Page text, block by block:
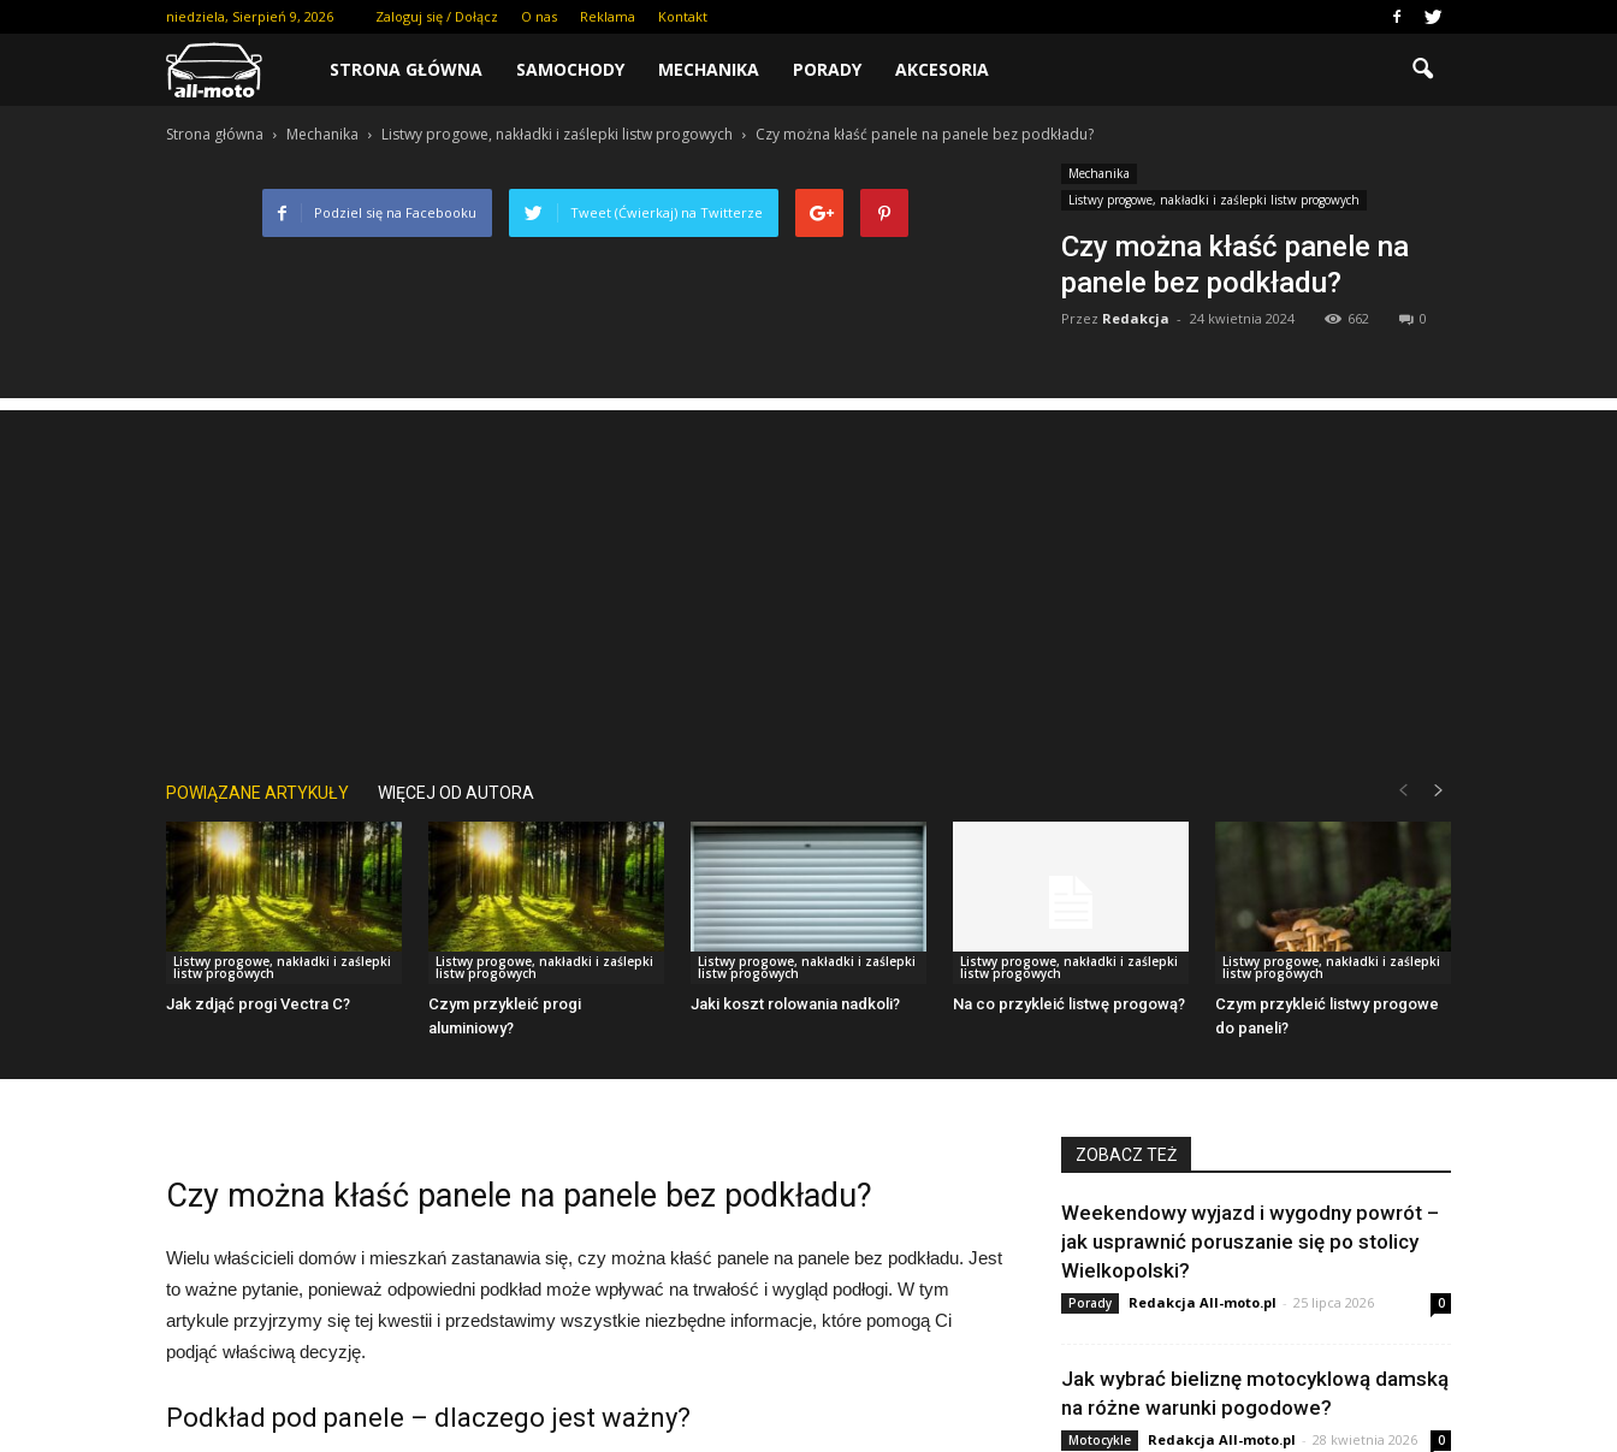
niedziela, Sierpień 9, 2026 Zaloguj się / Dołącz O nas Reklama Kontakt
STRONA GŁÓWNA SAMOCHODY MECHANIKA PORADY AKCESORIA
Strona główna Mechanika Listwy progowe, nakładki i zaślepki listw progowych Czy można kłaść panele na panele bez podkładu?
Mechanika
Listwy progowe, nakładki i zaślepki listw progowych
Czy można kłaść panele na
panele bez podkładu?
Przez Redakcja - 24 kwietnia 2024 662 0
Podziel się na Facebooku Tweet (Ćwierkaj) na Twitterze
POWIĄZANE ARTYKUŁY WIĘCEJ OD AUTORA
Listwy progowe, nakładki i zaślepki
listw progowych
Jak zdjąć progi Vectra C?
Listwy progowe, nakładki i zaślepki
listw progowych
Czym przykleić progi
aluminiowy?
Listwy progowe, nakładki i zaślepki
listw progowych
Jaki koszt rolowania nadkoli?
Listwy progowe, nakładki i zaślepki
listw progowych
Na co przykleić listwę progową?
Listwy progowe, nakładki i zaślepki
listw progowych
Czym przykleić listwy progowe
do paneli?
Czy można kłaść panele na panele bez podkładu?
Wielu właścicieli domów i mieszkań zastanawia się, czy można kłaść panele na panele bez podkładu. Jest
to ważne pytanie, ponieważ odpowiedni podkład może wpływać na trwałość i wygląd podłogi. W tym
artykule przyjrzymy się tej kwestii i przedstawimy wszystkie niezbędne informacje, które pomogą Ci
podjąć właściwą decyzję.
Podkład pod panele – dlaczego jest ważny?
ZOBACZ TEŻ
Weekendowy wyjazd i wygodny powrót –
jak usprawnić poruszanie się po stolicy
Wielkopolski?
Porady Redakcja All-moto.pl - 25 lipca 2026 0
Jak wybrać bieliznę motocyklową damską
na różne warunki pogodowe?
Motocykle Redakcja All-moto.pl - 28 kwietnia 2026 0